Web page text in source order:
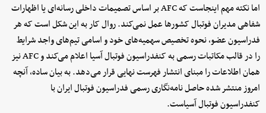
اما نکته مهم اینجاست که AFC بر اساس تصمیمات داخلی رسانه‌ای یا اظهارات
شفاهی مدیران فوتبال کشورها عمل نمی‌کند. روال کار به این شکل است که هر
فدراسیون عضو، نحوه تخصیص سهمیه‌های خود و اسامی تیم‌های واجد شرایط
را در قالب مکاتبات رسمی به کنفدراسیون فوتبال آسیا اعلام می‌کند و AFC نیز
همان اطلاعات را مبنای انتشار فهرست نهایی قرار می‌دهد. به بیان ساده، آنچه
امروز منتشر شده حاصل نامه‌نگاری رسمی فدراسیون فوتبال ایران با
کنفدراسیون فوتبال آسیاست.